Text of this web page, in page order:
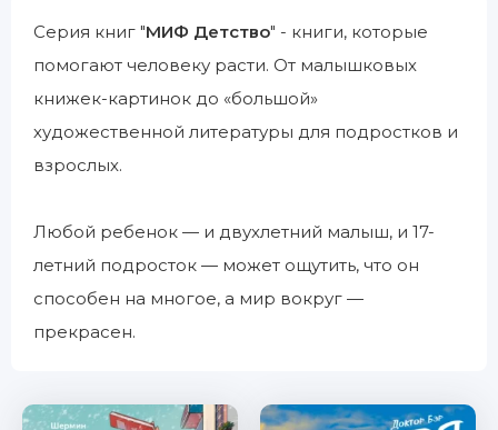
Серия книг "МИФ Детство" - книги, которые
помогают человеку расти. От малышковых
книжек-картинок до «большой»
художественной литературы для подростков и
взрослых.
Любой ребенок — и двухлетний малыш, и 17-
летний подросток — может ощутить, что он
способен на многое, а мир вокруг —
прекрасен.